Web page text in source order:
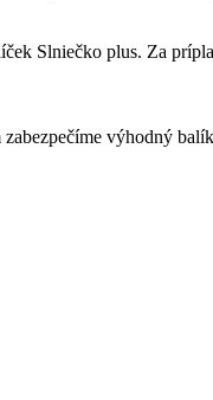
Slniečko plus. Za
výhodný balík